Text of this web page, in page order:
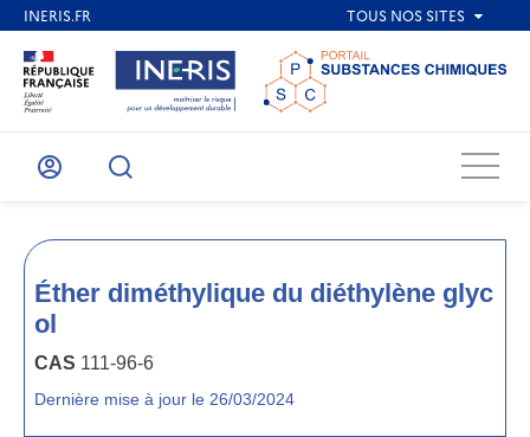
Mon
Recherche
Menu
Éther diméthylique du diéthylène glyc
ol
CAS 111-96-6
Dernière mise à jour le 26/03/2024